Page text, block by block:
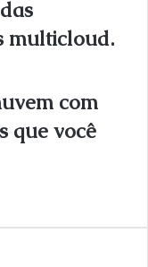
multicloud.
com
que você